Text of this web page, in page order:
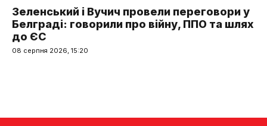
Зеленський і Вучич провели переговори у
Белграді: говорили про війну, ППО та шлях
до ЄС
08 серпня 2026, 15:20